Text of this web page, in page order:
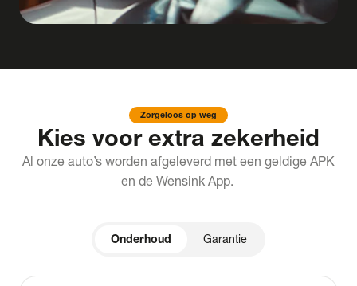
Zorgeloos op weg
Kies voor extra zekerheid
Al onze auto’s worden afgeleverd met een geldige APK
en de Wensink App.
Onderhoud Garantie